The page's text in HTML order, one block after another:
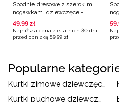
Spodnie dresowe z szerokimi
nogawkami dziewczęce -
szare
49,99 zł
Najniższa cena z ostatnich 30 dni
przed obniżką 59,99 zł
59,
Popularne
Kurtki zimowe dziewczęce
Kurtki puchowe dziewczęce